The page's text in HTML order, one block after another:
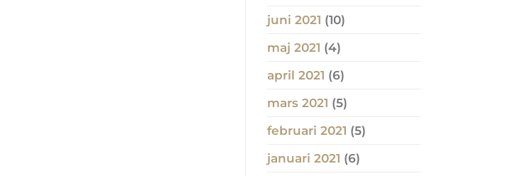
juni 2021 (10)
maj 2021 (4)
april 2021 (6)
mars 2021 (5)
februari 2021 (5)
januari 2021 (6)